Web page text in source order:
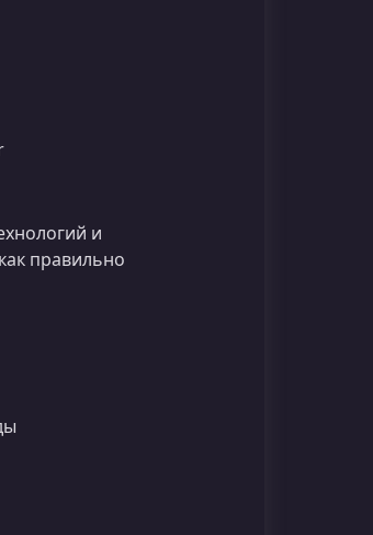
и
правильно